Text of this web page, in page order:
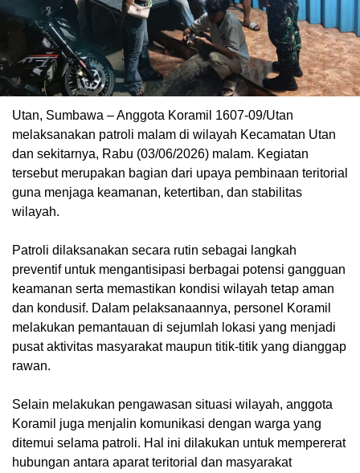
Utan, Sumbawa – Anggota Koramil 1607-09/Utan
melaksanakan patroli malam di wilayah Kecamatan Utan
dan sekitarnya, Rabu (03/06/2026) malam. Kegiatan
tersebut merupakan bagian dari upaya pembinaan teritorial
guna menjaga keamanan, ketertiban, dan stabilitas
wilayah.
‎Patroli dilaksanakan secara rutin sebagai langkah
preventif untuk mengantisipasi berbagai potensi gangguan
keamanan serta memastikan kondisi wilayah tetap aman
dan kondusif. Dalam pelaksanaannya, personel Koramil
melakukan pemantauan di sejumlah lokasi yang menjadi
pusat aktivitas masyarakat maupun titik-titik yang dianggap
rawan.
‎Selain melakukan pengawasan situasi wilayah, anggota
Koramil juga menjalin komunikasi dengan warga yang
ditemui selama patroli. Hal ini dilakukan untuk mempererat
hubungan antara aparat teritorial dan masyarakat